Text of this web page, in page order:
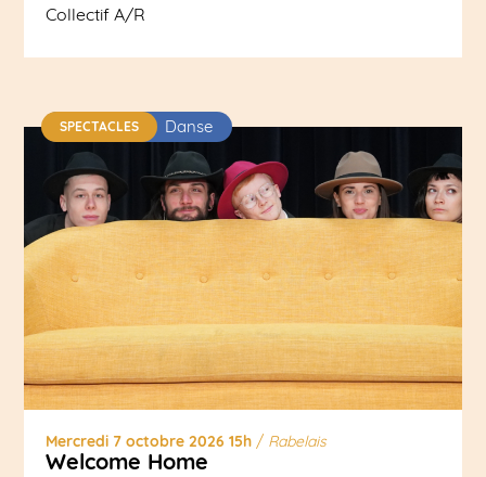
Collectif A/R
Mercredi 7 octobre 2026 15h/ Rabelais
Welcome Home
SPECTACLES Danse